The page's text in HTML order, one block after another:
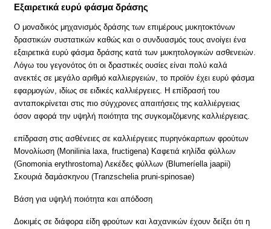
Εξαιρετικά ευρύ φάσμα δράσης
Ο μοναδικός μηχανισμός δράσης των επιμέρους μυκητοκτόνων
δραστικών συστατικών καθώς και ο συνδυασμός τους ανοίγει ένα
εξαιρετικά ευρύ φάσμα δράσης κατά των μυκητολογικών ασθενειών.
Λόγω του γεγονότος ότι οι δραστικές ουσίες είναι πολύ καλά
ανεκτές σε μεγάλο αριθμό καλλιεργειών, το προϊόν έχει ευρύ φάσμα
εφαρμογών, ιδίως σε ειδικές καλλιέργειες. Η επίδρασή του
ανταποκρίνεται στις πιο σύγχρονες απαιτήσεις της καλλιέργειας
όσον αφορά την υψηλή ποιότητα της συγκομιζόμενης καλλιέργειας.
επίδραση στις ασθένειες σε καλλιέργειες πυρηνόκαρπων φρούτων
Μονολίωση (Monilinia laxa, fructigena) Καφετιά κηλίδα φύλλων
(Gnomonia erythrostoma) Λεκέδες φύλλων (Blumeríella jaapii)
Σκουριά δαμάσκηνου (Tranzschelia pruni-spinosae)
Βάση για υψηλή ποιότητα και απόδοση
Δοκιμές σε διάφορα είδη φρούτων και λαχανικών έχουν δείξει ότι η